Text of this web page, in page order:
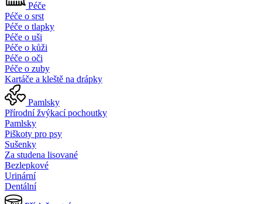
Péče
Péče o srst
Péče o tlapky
Péče o uši
Péče o kůži
Péče o oči
Péče o zuby
Kartáče a kleště na drápky
Pamlsky
Přírodní žvýkací pochoutky
Pamlsky
Piškoty pro psy
Sušenky
Za studena lisované
Bezlepkové
Urinární
Dentální